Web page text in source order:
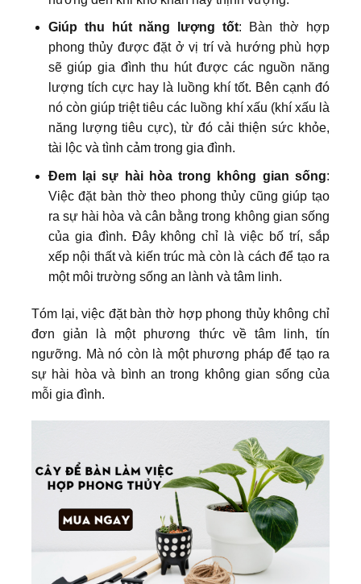
Giúp thu hút năng lượng tốt: Bàn thờ hợp
phong thủy được đặt ở vị trí và hướng phù hợp
sẽ giúp gia đình thu hút được các nguồn năng
lượng tích cực hay là luồng khí tốt. Bên cạnh đó
nó còn giúp triệt tiêu các luồng khí xấu (khí xấu là
năng lượng tiêu cực), từ đó cải thiện sức khỏe,
tài lộc và tình cảm trong gia đình.
Đem lại sự hài hòa trong không gian sống:
Việc đặt bàn thờ theo phong thủy cũng giúp tạo
ra sự hài hòa và cân bằng trong không gian sống
của gia đình. Đây không chỉ là việc bố trí, sắp
xếp nội thất và kiến trúc mà còn là cách để tạo ra
một môi trường sống an lành và tâm linh.
Tóm lại, việc đặt bàn thờ hợp phong thủy không chỉ
đơn giản là một phương thức về tâm linh, tín
ngưỡng. Mà nó còn là một phương pháp để tạo ra
sự hài hòa và bình an trong không gian sống của
mỗi gia đình.